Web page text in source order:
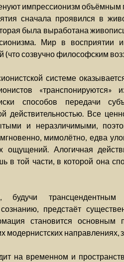
импрессионизм объёмным
сначала проявился в
была выработана
Мир в восприятии
(что созвучно философским
системе
способов передачи
действительностью. Все
и неразличимыми,
мгновенно, мимолётно, едва
ощущений. Алогичная
в той части, в которой она
будучи
предстаёт
становится основным
модернистских
на временном и